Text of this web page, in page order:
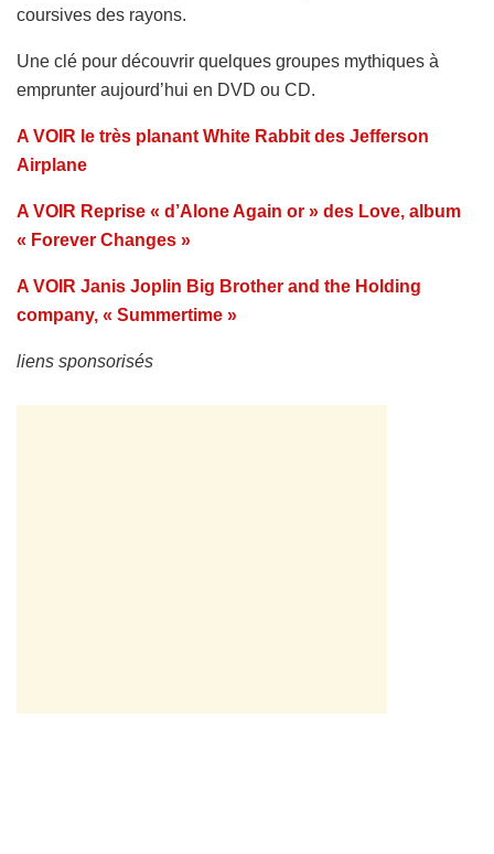
coursives des rayons.
Une clé pour découvrir quelques groupes mythiques à
emprunter aujourd’hui en DVD ou CD.
A VOIR le très planant White Rabbit des Jefferson
Airplane
A VOIR Reprise « d’Alone Again or » des Love, album
« Forever Changes »
A VOIR Janis Joplin Big Brother and the Holding
company, « Summertime »
liens sponsorisés